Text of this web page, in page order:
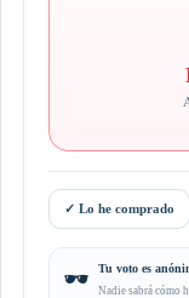
✓ Lo he comprado
🕶️ Tu voto es
Nadie sabrá cómo